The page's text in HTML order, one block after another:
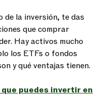
de la inversión, te das
que comprar
Hay activos mucho
los ETFs o fondos
y qué ventajas tienen.
puedes invertir en